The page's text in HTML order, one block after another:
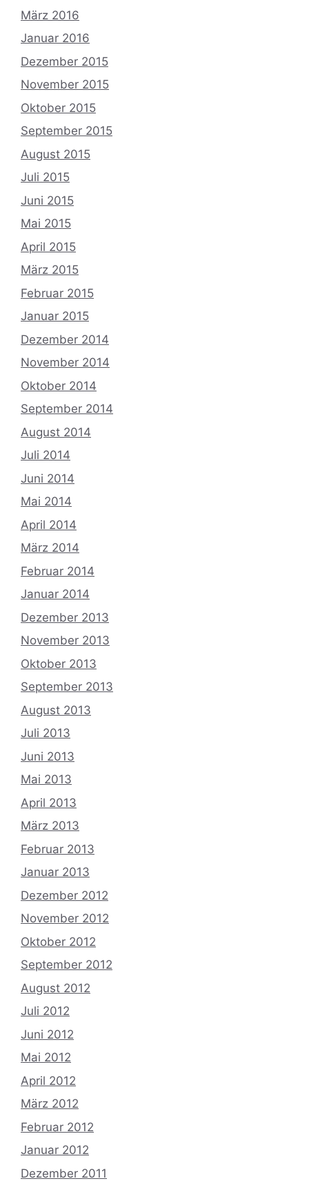
März 2016
Januar 2016
Dezember 2015
November 2015
Oktober 2015
September 2015
August 2015
Juli 2015
Juni 2015
Mai 2015
April 2015
März 2015
Februar 2015
Januar 2015
Dezember 2014
November 2014
Oktober 2014
September 2014
August 2014
Juli 2014
Juni 2014
Mai 2014
April 2014
März 2014
Februar 2014
Januar 2014
Dezember 2013
November 2013
Oktober 2013
September 2013
August 2013
Juli 2013
Juni 2013
Mai 2013
April 2013
März 2013
Februar 2013
Januar 2013
Dezember 2012
November 2012
Oktober 2012
September 2012
August 2012
Juli 2012
Juni 2012
Mai 2012
April 2012
März 2012
Februar 2012
Januar 2012
Dezember 2011